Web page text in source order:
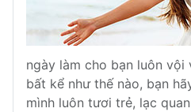
ngày làm cho bạn luôn vội
bất kể như thế nào, bạn
mình luôn tươi trẻ, lạc